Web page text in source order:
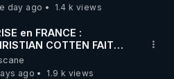
day ago
1.4 k views
en FRANCE :
COTTEN FAIT
étrange découverte
ago
1.9 k views